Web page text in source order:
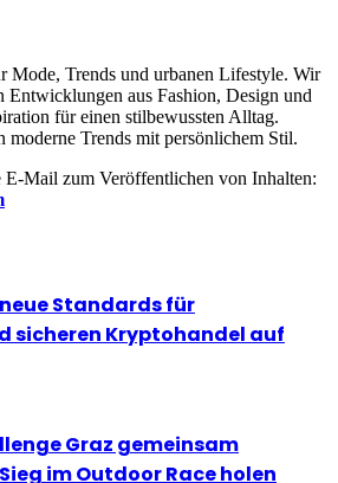
Mode, Trends und urbanen Lifestyle. Wir
Entwicklungen aus Fashion, Design und
für einen stilbewussten Alltag.
moderne Trends mit persönlichem Stil.
E-Mail zum Veröffentlichen von Inhalten:
Standards für
sicheren Kryptohandel auf
Graz gemeinsam
im Outdoor Race holen